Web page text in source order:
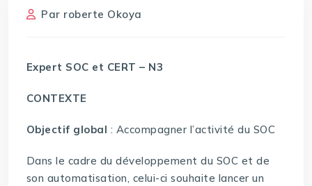
Par roberte Okoya
Expert SOC et CERT – N3
CONTEXTE
Objectif global : Accompagner l’activité du SOC
Dans le cadre du développement du SOC et de
son automatisation, celui-ci souhaite lancer un